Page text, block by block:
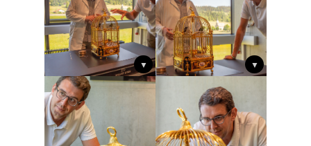
▼ ▼